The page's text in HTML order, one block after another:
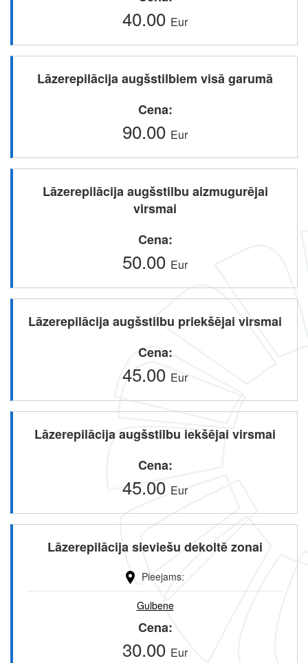
40.00 Eur
Lāzerepilācija augšstilbiem visā garumā
Cena
90.00 Eur
Lāzerepilācija augšstilbu aizmugurējai
virsmai
Cena
50.00 Eur
Lāzerepilācija augšstilbu priekšējai virsmai
Cena
45.00 Eur
Lāzerepilācija augšstilbu iekšējai virsmai
Cena
45.00 Eur
Lāzerepilācija sieviešu dekoltē zonai
Pieejams
Gulbene
Cena
30.00 Eur